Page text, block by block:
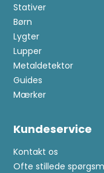
Stativer
Børn
Lygter
Lupper
Metaldetektor
Guides
Mærker
Kundeservice
Kontakt os
Ofte stillede